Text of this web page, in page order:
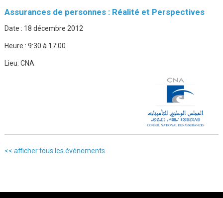
Assurances de personnes : Réalité et Perspectives
Date : 18 décembre 2012
Heure : 9:30 à 17:00
Lieu: CNA
<< afficher tous les événements